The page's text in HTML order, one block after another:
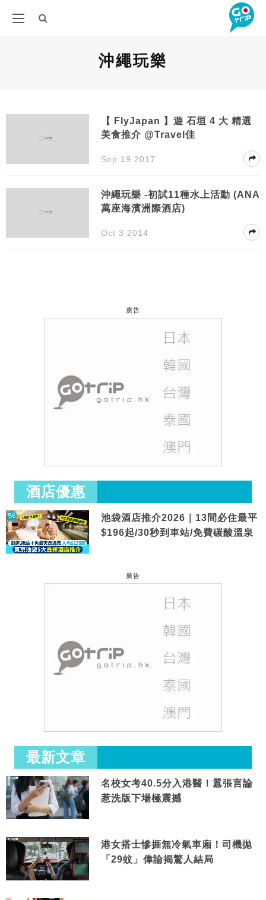
沖繩玩樂
【 FlyJapan 】遊 石垣 4 大 精選
美食推介 @Travel佳
Sep 19 2017
沖繩玩樂 -初試11種水上活動 (ANA
萬座海濱洲際酒店)
Oct 3 2014
廣告
酒店優惠
池袋酒店推介2026｜13間必住最平
$196起/30秒到車站/免費碳酸溫泉
廣告
最新文章
名校女考40.5分入港醫！囂張言論
惹洗版下場極震撼
港女搭士慘捱無冷氣車廂！司機拋
「29蚊」偉論揭驚人結局